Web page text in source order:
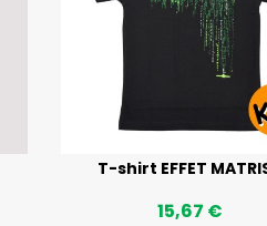
T-shirt EFFET
15,67 €